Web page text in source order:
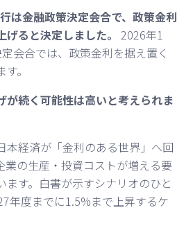
は金融政策決定会合で、政策金利
ると決定しました。 2026年1
会合では、政策金利を据え置く
。
が続く可能性は高いと考えられま
本経済が「金利のある世界」へ回
業の生産・投資コストが増える要
ます。白書が示すシナリオのひと
年度までに1.5%まで上昇するケ